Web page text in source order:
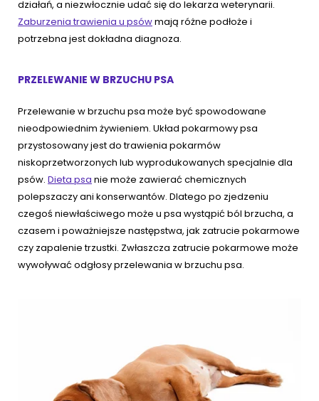
działań, a niezwłocznie udać się do lekarza weterynarii.
Zaburzenia trawienia u psówmają różne podłoże i
potrzebna jest dokładna diagnoza.
PRZELEWANIE W BRZUCHU PSA
Przelewanie w brzuchu psa może być spowodowane
nieodpowiednim żywieniem. Układ pokarmowy psa
przystosowany jest do trawienia pokarmów
niskoprzetworzonych lub wyprodukowanych specjalnie dla
psów. Dieta psa nie może zawierać chemicznych
polepszaczy ani konserwantów. Dlatego po zjedzeniu
czegoś niewłaściwego może u psa wystąpić ból brzucha, a
czasem i poważniejsze następstwa, jak zatrucie pokarmowe
czy zapalenie trzustki. Zwłaszcza zatrucie pokarmowe może
wywoływać odgłosy przelewania w brzuchu psa.